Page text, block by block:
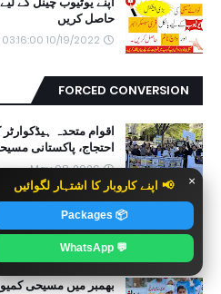
حاصل کریں
10/19/2022 03:16:00 PM
FORCED CONVERSION
احتجاج، پاکستانی
May 08, 2026
برطانیہ میں
شہباز کے لیے انصاف کا
May 08, 2026
بھمبر میں مسیحی
× 📢 اپنے کاروبار کا اشتہار لگوائیں
📦 Packages
💬 WhatsApp